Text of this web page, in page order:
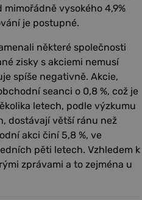
vysokého 4,9%
je postupné.
některé společnosti
zisky s akciemi nemusí
spíše negativně. Akcie,
seanci o 0,8 %, což je
letech, podle výzkumu
dostávají větší ránu než
akci činí 5,8 %, ve
pěti letech. Vzhledem k
zprávami a to zejména u